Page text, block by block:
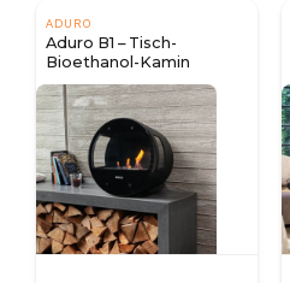
ADURO
Aduro B1 – Tisch-
Bioethanol-Kamin